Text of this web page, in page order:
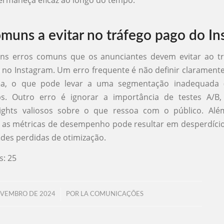
a evitar no tráfego pago do
erros comuns que os anunciantes devem evitar ao
Instagram. Um erro frequente é não definir
o que pode levar a uma segmentação inadequada
Outro erro é ignorar a importância de testes A/
valiosos sobre o que ressoa com o público.
métricas de desempenho pode resultar em
perdidas de otimização.
25
DE 2024
/ POR LA COMUNICAÇÕES